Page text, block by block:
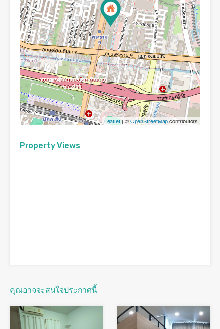
Leaflet| ©OpenStreetMapcontributors
Property Views
คุณอาจจะสนใจประกาศนี้